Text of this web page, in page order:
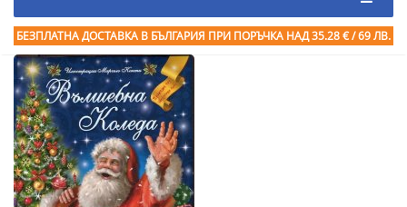
БЕЗПЛАТНА ДОСТАВКА В БЪЛГАРИЯ ПРИ ПОРЪЧКА НАД 35.28 € / 69 ЛВ.